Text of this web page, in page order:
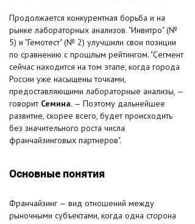
Продолжается конкурентная борьба и на
рынке лабораторных анализов. "Инвитро" (№
5) и "Гемотест" (№ 2) улучшили свои позиции
по сравнению с прошлым рейтингом. "Сегмент
сейчас находится на том этапе, когда города
России уже насыщены точками,
предоставляющими лабораторные анализы, —
говорит Семина. — Поэтому дальнейшее
развитие, скорее всего, будет происходить
без значительного роста числа
франчайзинговых партнеров".
Основные понятия
Франчайзинг — вид отношений между
рыночными субъектами, когда одна сторона